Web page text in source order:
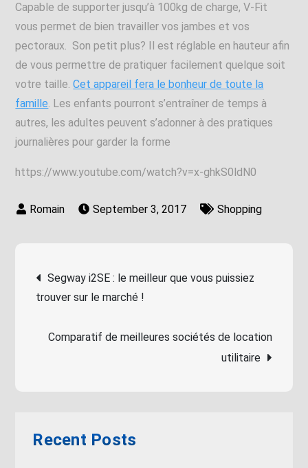
Capable de supporter jusqu’à 100kg de charge, V-Fit
vous permet de bien travailler vos jambes et vos
pectoraux. Son petit plus? Il est réglable en hauteur afin
de vous permettre de pratiquer facilement quelque soit
votre taille.Cet appareil fera le bonheur de toute la
famille. Les enfants pourront s’entraîner de temps à
autres, les adultes peuvent s’adonner à des pratiques
journalières pour garder la forme
https://www.youtube.com/watch?v=x-ghkS0ldN0
September 3, 2017 Shopping
Post
navigation
Segway i2SE : le meilleur que vous puissiez
trouver sur le marché !
Comparatif de meilleures sociétés de location
utilitaire
Recent Posts